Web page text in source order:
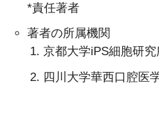
*責任著者
著者の所属機関
京都大学iPS細胞研究
四川大学華西口腔医